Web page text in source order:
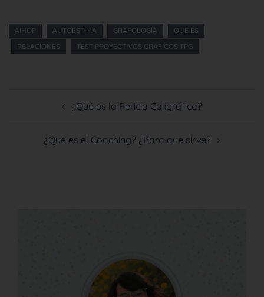
AIHOP AUTOESTIMA GRAFOLOGÍA
QUÉ ES
RELACIONES
TEST PROYECTIVOS GRÁFICOS TPG
¿Qué es la Pericia Caligráfica?
¿Qué es el Coaching? ¿Para que sirve?